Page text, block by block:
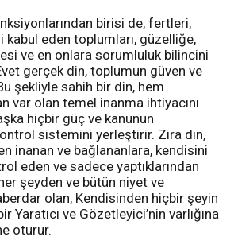
birisi de, fertleri,
kabul eden toplumları, güzelliğe,
ve en onlara sorumluluk bilincini
gerçek din, toplumun güven ve
şekliyle sahih bir din, hem
var olan temel inanma ihtiyacını
hiçbir güç ve kanunun
sistemini yerleştirir. Zira din,
inanan ve bağlananlara, kendisini
eden ve sadece yaptıklarından
şeyden ve bütün niyet ve
olan, Kendisinden hiçbir şeyin
Yaratıcı ve Gözetleyici’nin varlığına
oturur.